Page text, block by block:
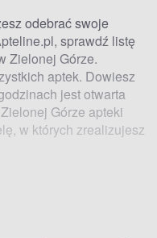
odebrać swoje
sprawdź listę
Zielonej Górze.
aptek. Dowiesz
jest otwarta
Górze apteki
w których zrealizujesz